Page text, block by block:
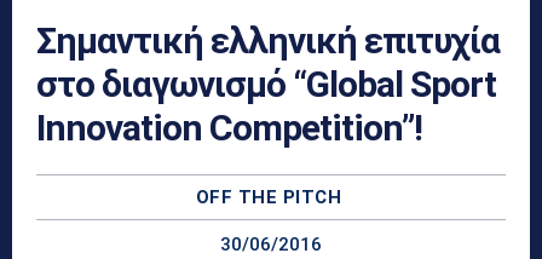
Σημαντική ελληνική επιτυχία
στο διαγωνισμό “Global Sport
Innovation Competition”!
OFF THE PITCH
30/06/2016